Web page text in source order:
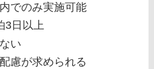
でのみ実施可能
3日以上
い
慮が求められる